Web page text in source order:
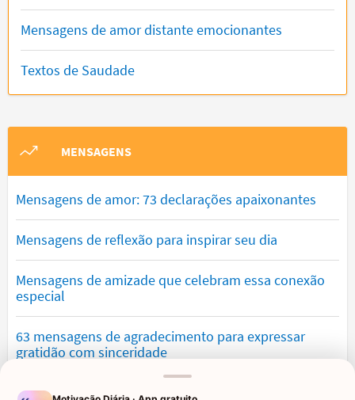
Mensagens de amor distante emocionantes
Textos de Saudade
MENSAGENS
Mensagens de amor: 73 declarações apaixonantes
Mensagens de reflexão para inspirar seu dia
Mensagens de amizade que celebram essa conexão
especial
63 mensagens de agradecimento para expressar
gratidão com sinceridade
Mensagens de otimismo que vão encher você de